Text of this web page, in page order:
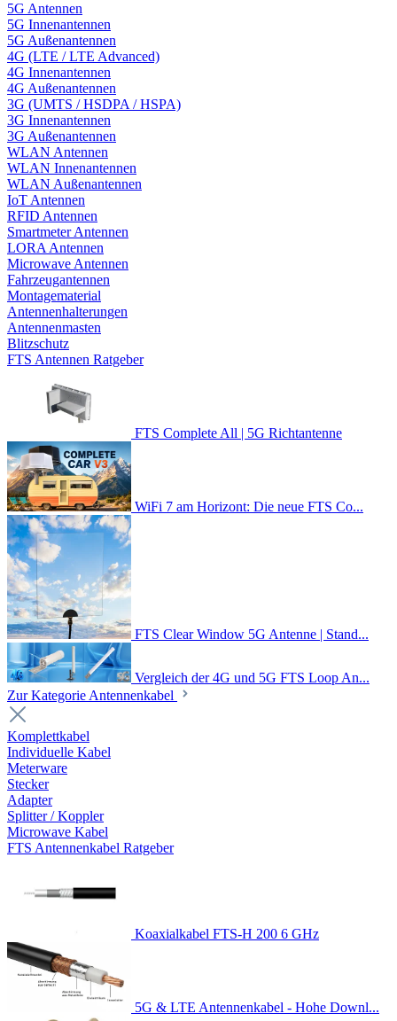
5G Antennen
5G Innenantennen
5G Außenantennen
4G (LTE / LTE Advanced)
4G Innenantennen
4G Außenantennen
3G (UMTS / HSDPA / HSPA)
3G Innenantennen
3G Außenantennen
WLAN Antennen
WLAN Innenantennen
WLAN Außenantennen
IoT Antennen
RFID Antennen
Smartmeter Antennen
LORA Antennen
Microwave Antennen
Fahrzeugantennen
Montagematerial
Antennenhalterungen
Antennenmasten
Blitzschutz
FTS Antennen Ratgeber
FTS Complete All | 5G Richtantenne
WiFi 7 am Horizont: Die neue FTS Co...
FTS Clear Window 5G Antenne | Stand...
Vergleich der 4G und 5G FTS Loop An...
Zur Kategorie Antennenkabel
Komplettkabel
Individuelle Kabel
Meterware
Stecker
Adapter
Splitter / Koppler
Microwave Kabel
FTS Antennenkabel Ratgeber
Koaxialkabel FTS-H 200 6 GHz
5G & LTE Antennenkabel - Hohe Downl...